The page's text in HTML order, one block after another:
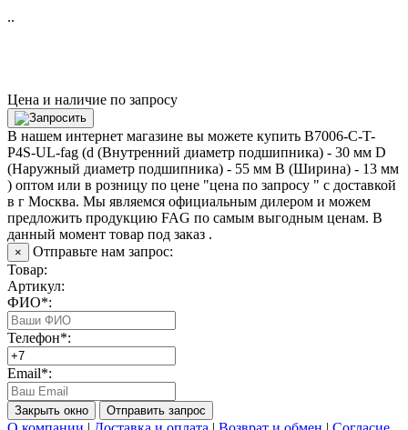
..
Цена и наличие по запросу
В нашем интернет магазине вы можете купить B7006-C-T-
P4S-UL-fag (d (Внутренний диаметр подшипника) - 30 мм D
(Наружный диаметр подшипника) - 55 мм B (Ширина) - 13 мм
) оптом или в розницу по цене "цена по запросу " с доставкой
в г Москва. Мы являемся официальным дилером и можем
предложить продукцию FAG по самым выгодным ценам. В
данный момент товар под заказ .
×
Отправьте нам запрос:
Товар:
Артикул:
ФИО*:
Телефон*:
Email*:
Закрыть окно Отправить запрос